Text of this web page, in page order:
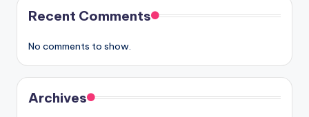
Recent Comments
No comments to show.
Archives